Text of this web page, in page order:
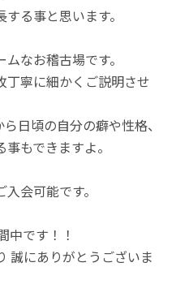
る事と思います。
なお稽古場です。
丁寧に細かくご説明させ
日頃の自分の癖や性格、
もできますよ。
会可能です。
中です！！
誠にありがとうございま